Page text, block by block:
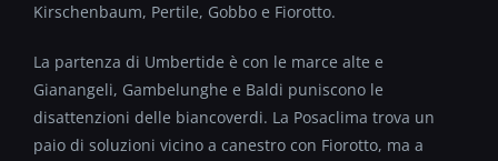
Kirschenbaum, Pertile, Gobbo e Fiorotto.
La partenza di Umbertide è con le marce alte e
Gianangeli, Gambelunghe e Baldi puniscono le
disattenzioni delle biancoverdi. La Posaclima trova un
paio di soluzioni vicino a canestro con Fiorotto, ma a